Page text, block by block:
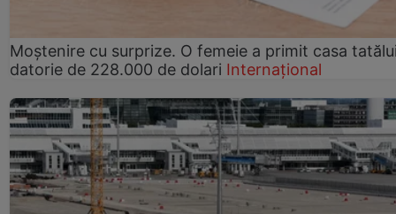
Moștenire cu surprize. O femeie a primit casa
datorie de 228.000 de dolari Internațional